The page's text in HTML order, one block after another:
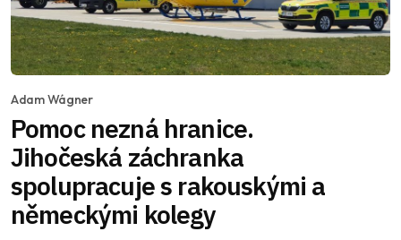
Adam Wágner
Pomoc nezná hranice.
Jihočeská záchranka
spolupracuje s rakouskými a
německými kolegy